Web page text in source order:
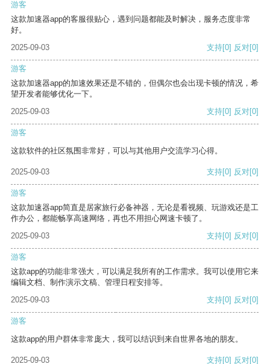
游客
这款加速器app的客服很贴心，遇到问题都能及时解决，服务态度非常
好。
2025-09-03
支持[0] 反对[0]
游客
这款加速器app的加速效果还是不错的，但偶尔也会出现卡顿的情况，希
望开发者能够优化一下。
2025-09-03
支持[0] 反对[0]
游客
这款软件的社区氛围非常好，可以与其他用户交流学习心得。
2025-09-03 支持[0] 反对[0]
游客
这款加速器app简直是居家旅行必备神器，无论是看视频、玩游戏还是工
作办公，都能畅享高速网络，再也不用担心网速卡顿了。
2025-09-03
支持[0] 反对[0]
游客
这款app的功能非常强大，可以满足我所有的工作需求。我可以使用它来
编辑文档、制作演示文稿、管理日程安排等。
2025-09-03
支持[0] 反对[0]
游客
这款app的用户群体非常庞大，我可以结识到来自世界各地的朋友。
2025-09-03 支持[0] 反对[0]